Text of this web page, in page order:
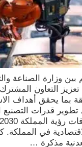
وزارة الصناعة
التعاون
بما يحقق أهداف
قدرات التصنيع
في
مذكرة …